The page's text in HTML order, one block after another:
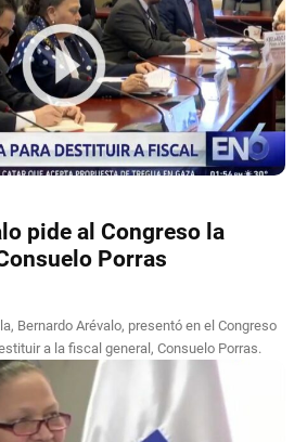
pide al Congreso la
Porras
Bernardo Arévalo, presentó en el Congreso
a la fiscal general, Consuelo Porras.